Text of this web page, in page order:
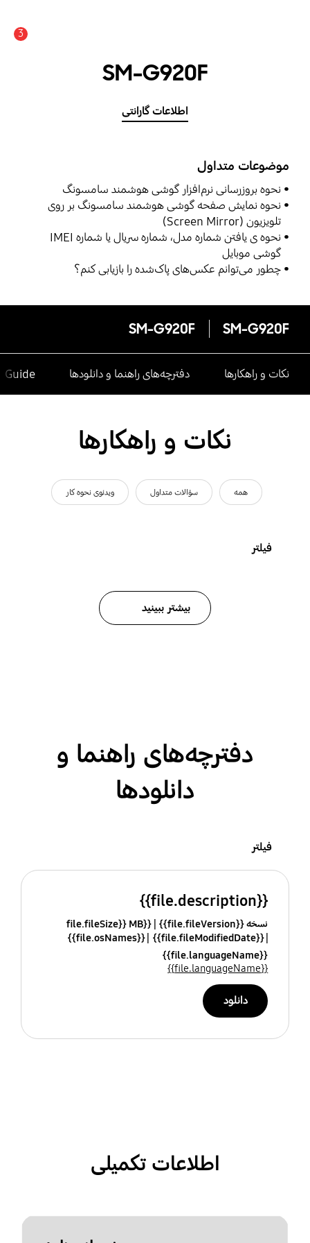
3
SM-G920F
اطلاعات گارانتی
موضوعات متداول
نحوه بروزرسانی نرم‌افزار گوشی هوشمند سامسونگ
نحوه نمایش صفحه گوشی هوشمند سامسونگ بر روی
تلویزیون (Screen Mirror)
نحوه ی یافتن شماره مدل، شماره سریال یا شماره IMEI
گوشی موبایل
چطور می‌توانم عکس‌های پاک‌شده را بازیابی کنم؟
SM-G920F
SM-G920F
نکات و راهکارها دفترچه‌های راهنما و دانلودها
نکات و راهکارها
همه سؤالات متداول ویدئوی نحوه کار
فیلتر
بیشتر ببینید
دفترچه‌های راهنما و
دانلودها
فیلتر
{{file.description}}
نسخه {{file.fileVersion}}
{{file.fileSize}} MB
{{file.fileModifiedDate}}
{{file.osNames}}
{{file.languageName}}
{{file.languageName}}
دانلود
اطلاعات تکمیلی